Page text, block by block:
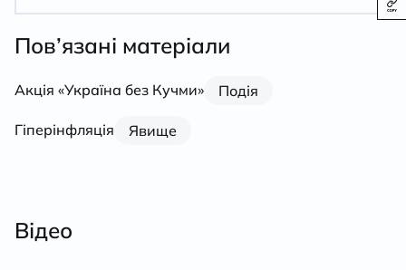
Пов’язані матеріали
Акція «Україна без Кучми» Подія
Гіперінфляція Явище
Відео